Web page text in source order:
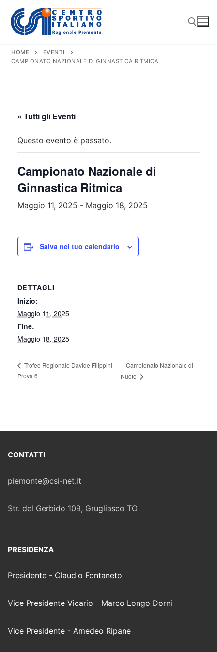
contenuto
HOME
EVENTI
CAMPIONATO NAZIONALE DI GINNASTICA RITMICA
« Tutti gli Eventi
Questo evento è passato.
Campionato Nazionale di
Ginnastica Ritmica
Maggio 11, 2025 - Maggio 18, 2025
Salva nel tuo calendario
DETTAGLI
Inizio:
Maggio 11, 2025
Fine:
Maggio 18, 2025
Trofeo Regionale Davide Filippini –
Prova 6
Campionato Nazionale di
Nuoto
CONTATTI
piemonte@csi-net.it
Str. del Gerbido 109, Grugliasco TO
PRESIDENZA
Presidente - Claudio Fontaneto
Vice Presidente Vicario - Marco Longo Dorni
Vice Presidente - Amedeo Ripane